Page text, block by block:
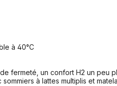
à 40°C
fermeté, un confort H2 un
à lattes multiplis et